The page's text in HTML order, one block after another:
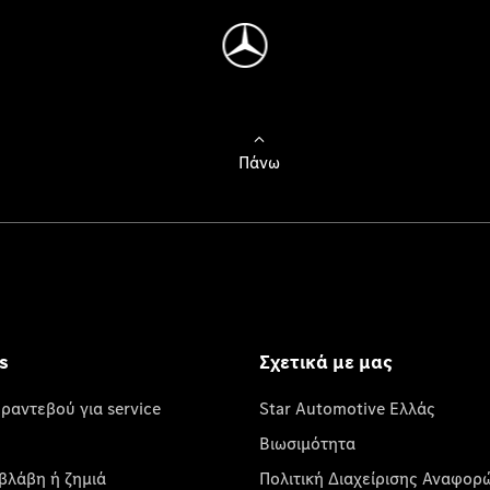
Πάνω
για service
ή ζημιά
Σχετικά με μας
Star Automotive Ελλάς
Βιωσιμότητα
Πολιτική Διαχείρισης